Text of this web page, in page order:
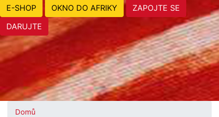
E-SHOP OKNO DO AFRIKY
ZAPOJTE SE
DARUJTE
Domů